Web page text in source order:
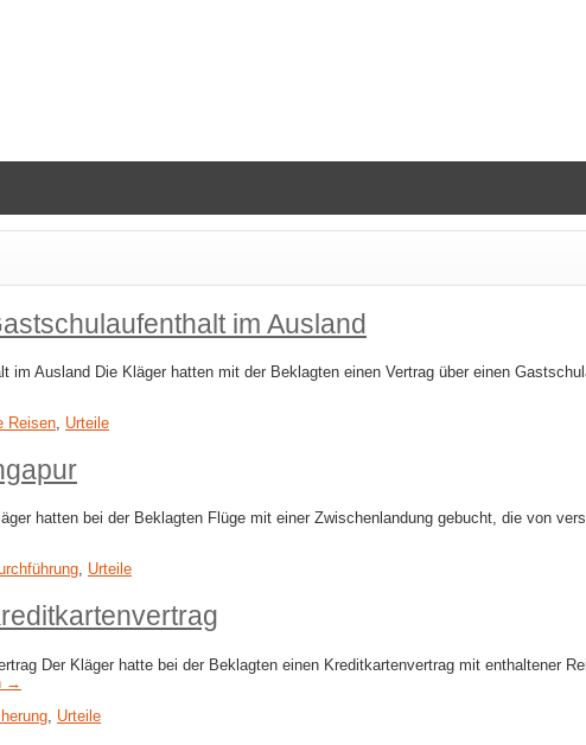
im Ausland
im Ausland Die Kläger hatten mit der Beklagten einen Vertrag über einen
Reisen, Urteile
hatten bei der Beklagten Flüge mit einer Zwischenlandung gebucht, die von
, Urteile
Der Kläger hatte bei der Beklagten einen Kreditkartenvertrag mit enthaltener
→
Urteile